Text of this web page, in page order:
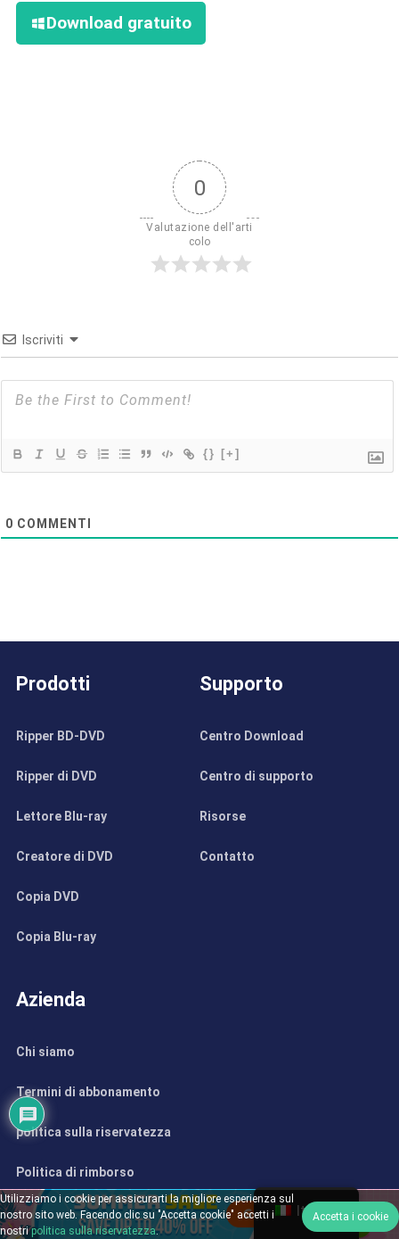
Download gratuito
0
Valutazione dell'arti
colo
Iscriviti
{} [+]
0 COMMENTI
Prodotti
Ripper BD-DVD
Ripper di DVD
Lettore Blu-ray
Creatore di DVD
Copia DVD
Copia Blu-ray
Supporto
Centro Download
Centro di supporto
Risorse
Contatto
Azienda
Chi siamo
Termini di abbonamento
politica sulla riservatezza
Politica di rimborso
Termini Italian
Utilizziamo i cookie per assicurarti la migliore esperienza sul
nostro sito web. Facendo clic su "Accetta cookie" accetti i
nostripolitica sulla riservatezza.
Accetta i cookie